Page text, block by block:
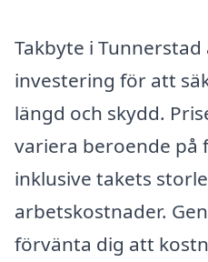
Takbyte i
investering för att
längd och skydd.
variera beroende på
inklusive takets
arbetskostnader.
förvänta dig att